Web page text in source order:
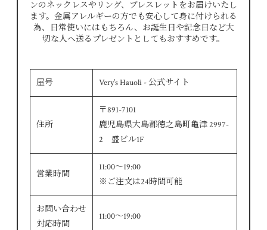
ンのネックレスやリング、ブレスレットをお届けいたし
ます。金属アレルギーの方でも安心して身に付けられる
為、日常使いにはもちろん、お誕生日や記念日など大
切な人へ送るプレゼントとしてもおすすめです。
屋号 Very’s Hauoli - 公式サイト
住所
〒891-7101
鹿児島県大島郡徳之島町亀津 2997-
2 盛ビル1F
営業時間
11:00～19:00
※ご注文は24時間可能
お問い合わせ
対応時間
11:00～19:00